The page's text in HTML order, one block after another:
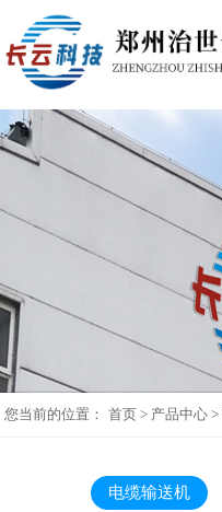
您当前的位置： 首页 > 产品中心 >
电缆输送机